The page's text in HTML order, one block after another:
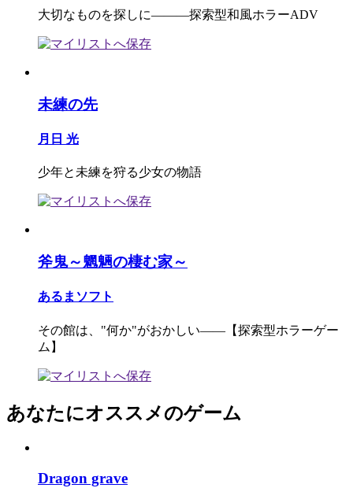
大切なものを探しに―――探索型和風ホラーADV
未練の先
月日 光
少年と未練を狩る少女の物語
斧鬼～魍魎の棲む家～
あるまソフト
その館は、"何か"がおかしい――【探索型ホラーゲー
ム】
あなたにオススメのゲーム
Dragon grave